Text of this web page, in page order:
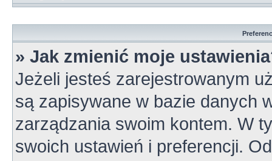
» Jak zmienić moje
Jeżeli jesteś zarejestrowanym
są zapisywane w bazie danych
zarządzania swoim kontem. W
swoich ustawień i preferencji.